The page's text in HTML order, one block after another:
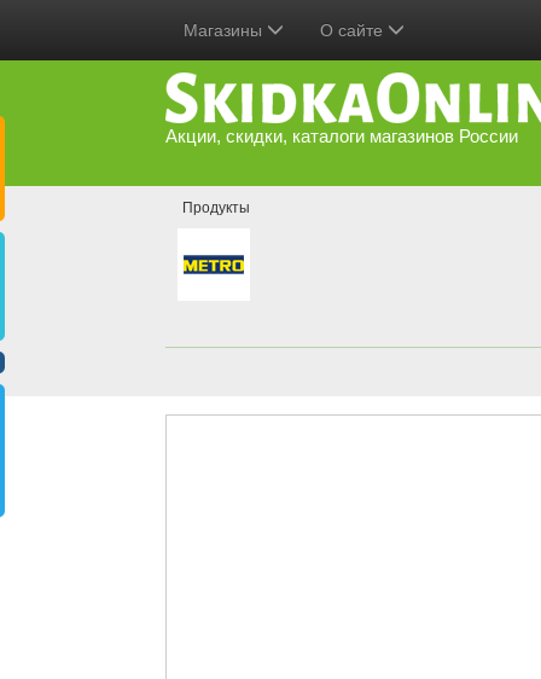
Магазины О сайте
Акции, скидки, каталоги магазинов России
Продукты